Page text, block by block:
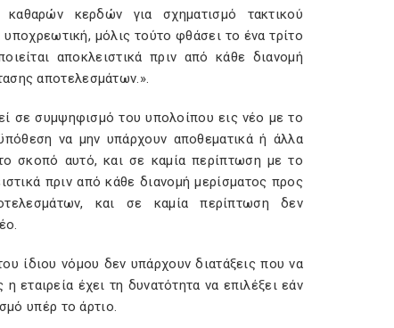
κερδών για σχηματισμό τακτικού
μόλις τούτο φθάσει το ένα τρίτο
αποκλειστικά πριν από κάθε διανομή
αποτελεσμάτων.».
σε συμψηφισμό του υπολοίπου εις νέο με το
να μην υπάρχουν αποθεματικά ή άλλα
σκοπό αυτό, και σε καμία περίπτωση με το
πριν από κάθε διανομή μερίσματος προς
και σε καμία περίπτωση δεν
ίδιου νόμου δεν υπάρχουν διατάξεις που να
έχει τη δυνατότητα να επιλέξει εάν
υπέρ το άρτιο.